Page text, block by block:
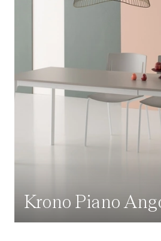
Krono Piano